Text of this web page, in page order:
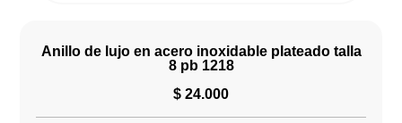
Anillo de lujo en acero inoxidable plateado talla
8 pb 1218
$ 24.000